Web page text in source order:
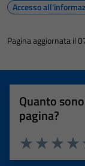
Accesso
Pagina aggiornata il
Quanto
pagina?
Valuta
Valuta 2
Valuta 1 stelle